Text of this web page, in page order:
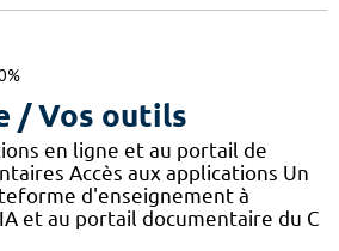
/ Vos outils
en ligne et au portail de
Accès aux applications Un
d'enseignement à
et au portail documentaire du C